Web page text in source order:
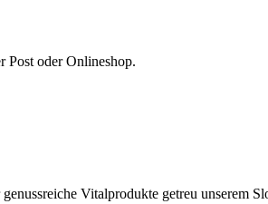
Post oder Onlineshop.
Vitalprodukte getreu unserem